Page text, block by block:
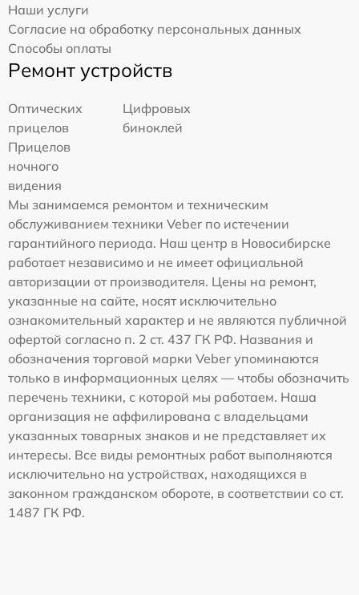
Наши услуги
Согласие на обработку персональных данных
Способы оплаты
Ремонт устройств
Оптических
прицелов
Цифровых
биноклей
Прицелов
ночного
видения
Мы занимаемся ремонтом и техническим
обслуживанием техники Veber по истечении
гарантийного периода. Наш центр в Новосибирске
работает независимо и не имеет официальной
авторизации от производителя. Цены на ремонт,
указанные на сайте, носят исключительно
ознакомительный характер и не являются публичной
офертой согласно п. 2 ст. 437 ГК РФ. Названия и
обозначения торговой марки Veber упоминаются
только в информационных целях — чтобы обозначить
перечень техники, с которой мы работаем. Наша
организация не аффилирована с владельцами
указанных товарных знаков и не представляет их
интересы. Все виды ремонтных работ выполняются
исключительно на устройствах, находящихся в
законном гражданском обороте, в соответствии со ст.
1487 ГК РФ.